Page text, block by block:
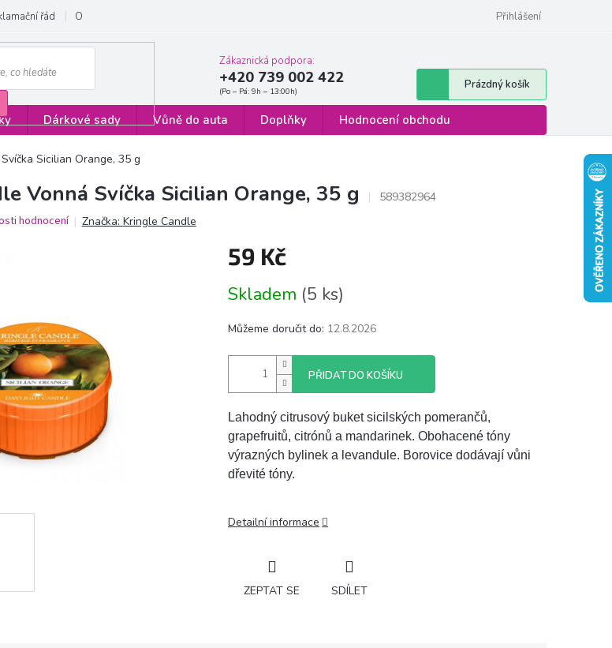
řád Obchodní podmínky Formulář pro odstoupení od smlouvy
Přihlášení
Zákaznická podpora:
+420 739 002 422
Nákupní
košík
Prázdný košík
Dárkové sady Vůně do auta Doplňky Hodnocení obchodu
Sicilian Orange, 35 g
Vonná Svíčka Sicilian Orange, 35 g
589382964
hodnocení Značka: Kringle Candle
59 Kč
cena:
Skladem (5 ks)
Můžeme doručit do: 12.8.2026
PŘIDAT DO KOŠÍKU
Lahodný citrusový buket sicilských pomerančů,
grapefruitů, citrónů a mandarinek. Obohacené tóny
výrazných bylinek a levandule. Borovice dodávají vůni
dřevité tóny.
Detailní informace
ZEPTAT SE SDÍLET